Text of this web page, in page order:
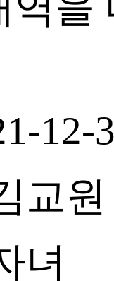
12-
교원
녀